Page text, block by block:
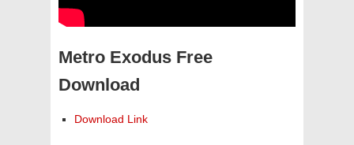
Metro Exodus Free
Download
Download Link